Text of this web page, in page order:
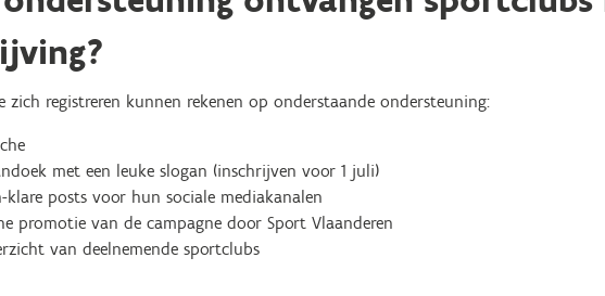
zich registreren kunnen rekenen op onderstaande ondersteuning:
met een leuke slogan (inschrijven voor 1 juli)
klare posts voor hun sociale mediakanalen
promotie van de campagne door Sport Vlaanderen
van deelnemende sportclubs